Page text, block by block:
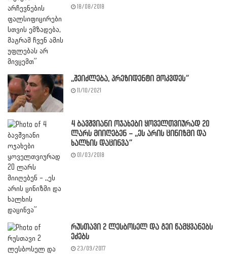
18/08/2018
,,შეიძლება, პრეზიდენტი მოკვდეს”
11/10/2021
4 ბავშვიანი ოჯახები ყოველთვიურად 20
ლარს მიიღებენ – ,,ეს არის ცინიზმი და
ხალხის დაცინვა”
01/03/2018
რუსთავი 2 ლესბოსელ და გეი წამყვანებს
ეძებს
23/09/2017